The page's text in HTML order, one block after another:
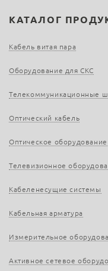
КАТАЛОГ
Кабель витая пара
Оборудование для СКС
Телекоммуникационные
Оптический кабель
Оптическое оборудование
Телевизионное
Кабеленесущие системы
Кабельная арматура
Измерительное
Активное сетевое